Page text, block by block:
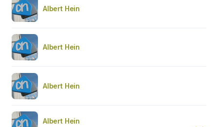
Albert Hein
Albert Hein
Albert Hein
Albert Hein